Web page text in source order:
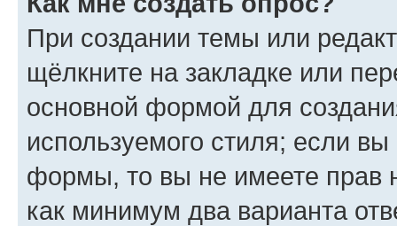
При создании темы или
щёлкните на закладке или
основной формой для
используемого стиля; если
формы, то вы не имеете прав
как минимум два варианта